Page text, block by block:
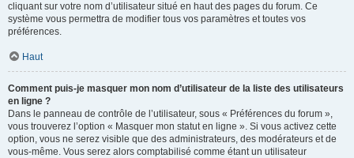
cliquant sur votre nom d’utilisateur situé en haut des pages du forum. Ce
système vous permettra de modifier tous vos paramètres et toutes vos
préférences.
Haut
Comment puis-je masquer mon nom d’utilisateur de la liste des utilisateurs
en ligne ?
Dans le panneau de contrôle de l’utilisateur, sous « Préférences du forum »,
vous trouverez l’option « Masquer mon statut en ligne ». Si vous activez cette
option, vous ne serez visible que des administrateurs, des modérateurs et de
vous-même. Vous serez alors comptabilisé comme étant un utilisateur